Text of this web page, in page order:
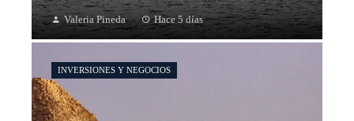
Valeria Pineda Hace 5 días
INVERSIONES Y NEGOCIOS